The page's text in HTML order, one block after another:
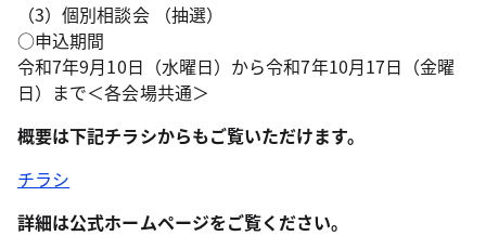
（3）個別相談会 （抽選）
○申込期間
令和7年9月10日（水曜日）から令和7年10月17日（金曜
日）まで＜各会場共通＞
概要は下記チラシからもご覧いただけます。
チラシ
詳細は公式ホームページをご覧ください。